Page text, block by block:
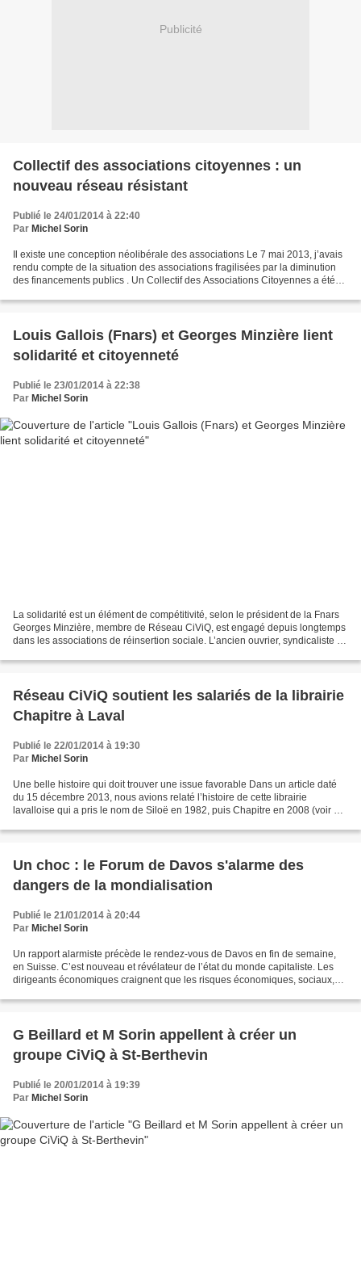
Publicité
Collectif des associations citoyennes : un
nouveau réseau résistant
Publié le 24/01/2014 à 22:40
Par Michel Sorin
Il existe une conception néolibérale des associations Le 7 mai 2013, j’avais
rendu compte de la situation des associations fragilisées par la diminution
des financements publics . Un Collectif des Associations Citoyennes a été
Louis Gallois (Fnars) et Georges Minzière lient
solidarité et citoyenneté
Publié le 23/01/2014 à 22:38
Par Michel Sorin
La solidarité est un élément de compétitivité, selon le président de la Fnars
Georges Minzière, membre de Réseau CiViQ, est engagé depuis longtemps
dans les associations de réinsertion sociale. L’ancien ouvrier, syndicaliste de
Réseau CiViQ soutient les salariés de la librairie
Chapitre à Laval
Publié le 22/01/2014 à 19:30
Par Michel Sorin
Une belle histoire qui doit trouver une issue favorable Dans un article daté
du 15 décembre 2013, nous avions relaté l’histoire de cette librairie
lavalloise qui a pris le nom de Siloë en 1982, puis Chapitre en 2008 (voir La
Un choc : le Forum de Davos s'alarme des
dangers de la mondialisation
Publié le 21/01/2014 à 20:44
Par Michel Sorin
Un rapport alarmiste précède le rendez-vous de Davos en fin de semaine,
en Suisse. C’est nouveau et révélateur de l’état du monde capitaliste. Les
dirigeants économiques craignent que les risques économiques, sociaux,
G Beillard et M Sorin appellent à créer un
groupe CiViQ à St-Berthevin
Publié le 20/01/2014 à 19:39
Par Michel Sorin